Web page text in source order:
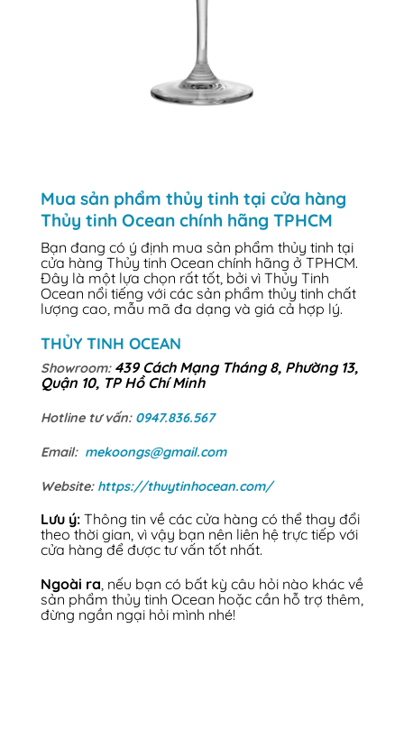
Mua sản phẩm thủy tinh tại cửa hàng
Thủy tinh Ocean chính hãng TPHCM
Bạn đang có ý định mua sản phẩm thủy tinh tại
cửa hàng Thủy tinh Ocean chính hãng ở TPHCM.
Đây là một lựa chọn rất tốt, bởi vì Thủy Tinh
Ocean nổi tiếng với các sản phẩm thủy tinh chất
lượng cao, mẫu mã đa dạng và giá cả hợp lý.
THỦY TINH OCEAN
Showroom: 439 Cách Mạng Tháng 8, Phường 13,
Quận 10, TP Hồ Chí Minh
Hotline tư vấn: 0947.836.567
Email: mekoongs@gmail.com
Website: https://thuytinhocean.com/
Lưu ý: Thông tin về các cửa hàng có thể thay đổi
theo thời gian, vì vậy bạn nên liên hệ trực tiếp với
cửa hàng để được tư vấn tốt nhất.
Ngoài ra, nếu bạn có bất kỳ câu hỏi nào khác về
sản phẩm thủy tinh Ocean hoặc cần hỗ trợ thêm,
đừng ngần ngại hỏi mình nhé!